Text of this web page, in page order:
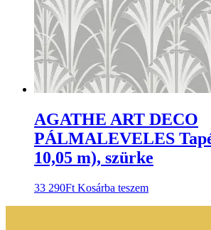
AGATHE ART DECO
PÁLMALEVELES
10,05 m), szürke
33 290Ft Kosárba teszem